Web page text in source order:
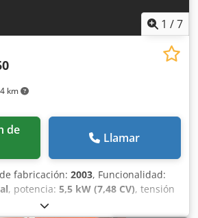
1 /7
km
Llamar
fabricación: 2003, Funcionalidad:
, potencia: 5,5 kW (7,48 CV), tensión
de entrada: